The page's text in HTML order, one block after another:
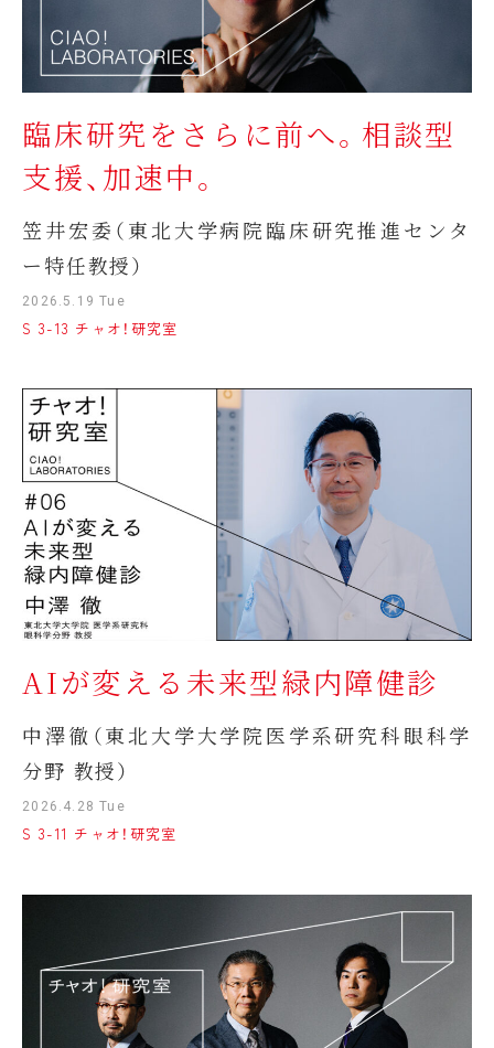
臨床研究をさらに前へ。相談型
支援、加速中。
笠井宏委（東北大学病院臨床研究推進センタ
ー特任教授）
2026.5.19 Tue
S 3-13 チャオ！研究室
AIが変える未来型緑内障健診
中澤徹（東北大学大学院医学系研究科眼科学
分野 教授）
2026.4.28 Tue
S 3-11 チャオ！研究室